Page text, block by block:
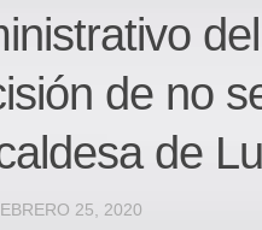
de no
de
25, 2020